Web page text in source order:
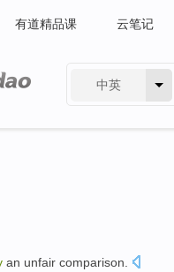
有道精品课 云笔记
中英
an unfair comparison